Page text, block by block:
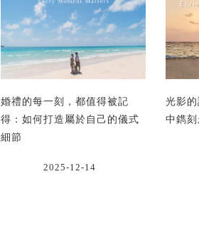
婚禮的每一刻，都值得被記
得：如何打造屬於自己的儀式
細節
2025-12-14
光影
中鐫